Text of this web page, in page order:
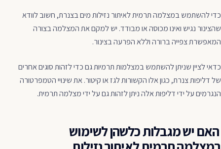
כדי להשתמש במצלמה תרמית לאיתור נזילות מים בצנרת, חשוב לוודא
שהצינור נגיש ואינו מכוסה או מבודד. יש למקם את המצלמה בצורה
המאפשרת צפייה ברורה וללא הפרעה בצינור.
כדאי לציין שניתן להשתמש במצלמות תרמיות גם כדי לזהות סוגים אחרים
של דליפות צנרת, כגון אלו הקשורות לגז או קיטור. את שינויי הטמפרטורה
הנגרמים על ידי דליפות אלה ניתן לזהות גם על ידי מצלמה תרמית.
האם יש מגבלות כלשהן לשימוש